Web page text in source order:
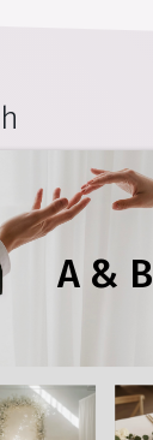
A & B